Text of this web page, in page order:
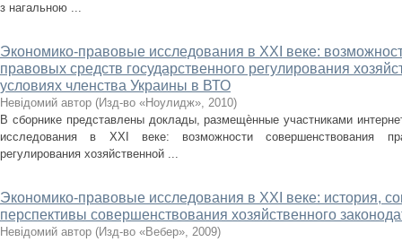
з нагальною ...
Экономико-правовые исследования в XXI веке:
правовых средств государственного регулирования
условиях членства Украины в ВТО
Невідомий автор (Изд-во «Ноулидж», 2010)
В сборнике представлены доклады, размещѐнные участниками
исследования в XXI веке: возможности совершенствования
регулирования хозяйственной ...
Экономико-правовые исследования в XXI веке: история,
перспективы совершенствования хозяйственного
Невідомий автор (Изд-во «Вебер», 2009)